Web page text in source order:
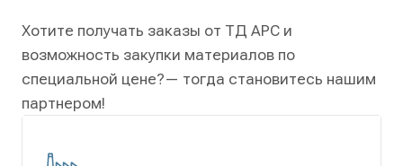
Хотите получать заказы от ТД АРС и
возможность закупки материалов по
специальной цене?— тогда становитесь нашим
партнером!